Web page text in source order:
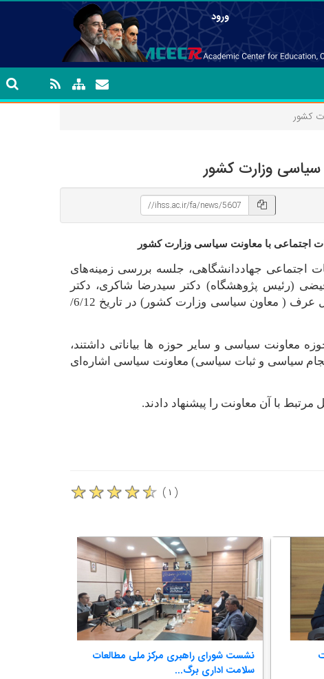
ورود
کشور
وزارت کشور
اجتماعی با معاونت سیاسی وزارت کشور
اجتماعی جهاد‌دانشگاهی، جلسه بررسی زمینه‌های
(رئیس پژوهشگاه) دکتر سیدرضا شاکری، دکتر
کمالی‌زاده، چیت‌ساز و آقای قلی پور با آقای دکتر سید جمال عرف ( معاون سیاسی وزارت کشور) در تاریخ 6/12/
معاونت سیاسی و سایر حوزه ها بیاناتی داشتند،
سیاسی و ثبات سیاسی) معاونت سیاسی اشاره‌ای
با آن معاونت را پیشنهاد دادند.
( ۱ )
نشست شورای راهبری مرکز ملی مطالعات
سلامت اداری برگ...